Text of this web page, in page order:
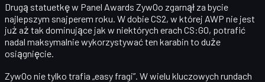
Drugą statuetkę w Panel Awards ZywOo zgarnął za bycie
najlepszym snajperem roku. W dobie CS2, w której AWP nie jest
już aż tak dominujące jak w niektórych erach CS:GO, potrafić
nadal maksymalnie wykorzystywać ten karabin to duże
osiągnięcie.
ZywOo nie tylko trafia „easy fragi”. W wielu kluczowych rundach